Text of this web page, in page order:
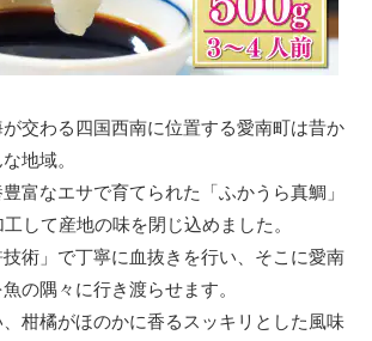
交わる四国西南に位置する愛南町は昔か
地域。
富なエサで育てられた「ふかうら真鯛」
して産地の味を閉じ込めました。
術」で丁寧に血抜きを行い、そこに愛南
の隅々に行き渡らせます。
柑橘がほのかに香るスッキリとした風味